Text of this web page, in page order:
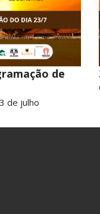
de
de julho